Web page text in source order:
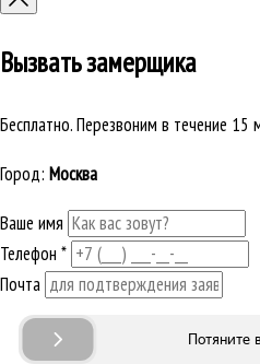
Вызвать замерщика
Бесплатно. Перезвоним в течение 15
Город: Москва
Ваше имя
Телефон *
Почта